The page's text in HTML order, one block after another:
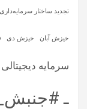
تجدید ساختار سرمایه‌داری
خیزش آبان خیزش دی
سرمایه‌ دیجیتالی
ـ